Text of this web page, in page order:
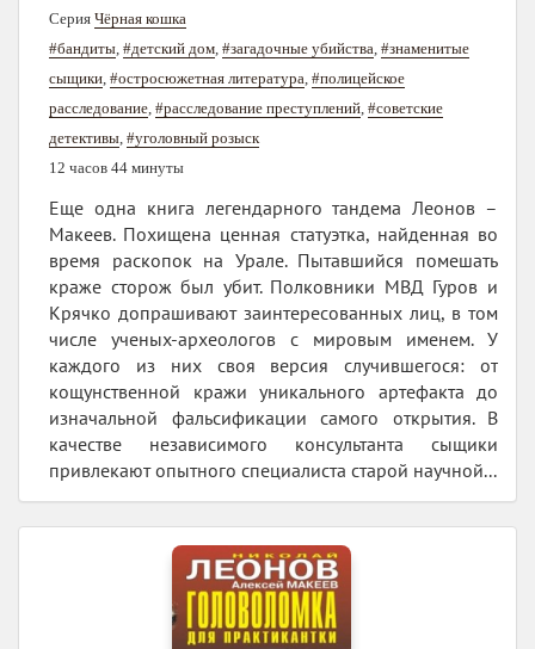
Серия Чёрная кошка
#бандиты, #детский дом, #загадочные убийства, #знаменитые
сыщики, #остросюжетная литература, #полицейское
расследование, #расследование преступлений, #советские
детективы, #уголовный розыск
12 часов 44 минуты
Еще одна книга легендарного тандема Леонов –
Макеев. Похищена ценная статуэтка, найденная во
время раскопок на Урале. Пытавшийся помешать
краже сторож был убит. Полковники МВД Гуров и
Крячко допрашивают заинтересованных лиц, в том
числе ученых-археологов с мировым именем. У
каждого из них своя версия случившегося: от
кощунственной кражи уникального артефакта до
изначальной фальсификации самого открытия. В
качестве независимого консультанта сыщики
привлекают опытного специалиста старой научной...